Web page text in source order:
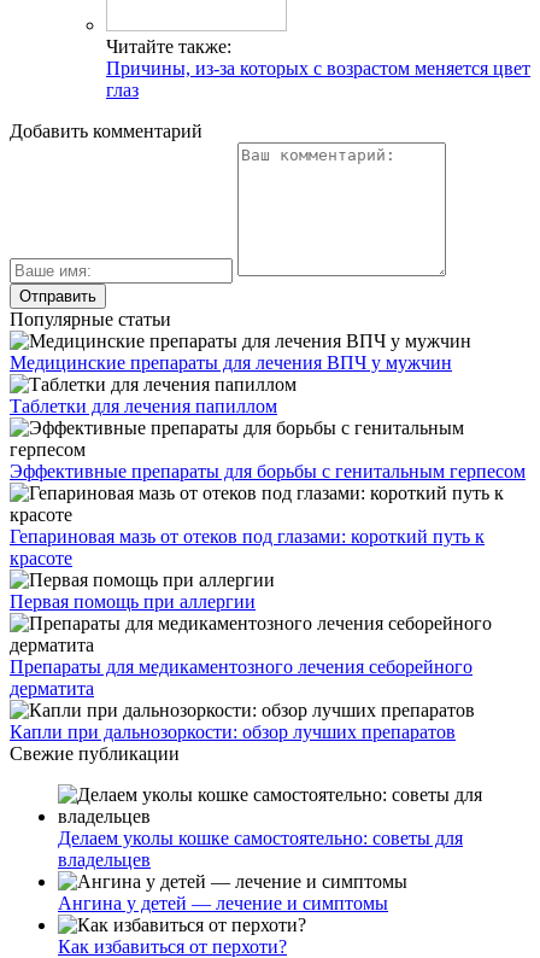
Читайте также:
Причины, из-за которых с возрастом меняется цвет
глаз
Добавить комментарий
Популярные статьи
Медицинские препараты для лечения ВПЧ у мужчин
Таблетки для лечения папиллом
Эффективные препараты для борьбы с генитальным герпесом
Гепариновая мазь от отеков под глазами: короткий путь к
красоте
Первая помощь при аллергии
Препараты для медикаментозного лечения себорейного
дерматита
Капли при дальнозоркости: обзор лучших препаратов
Свежие публикации
Делаем уколы кошке самостоятельно: советы для
владельцев
Ангина у детей — лечение и симптомы
Как избавиться от перхоти?